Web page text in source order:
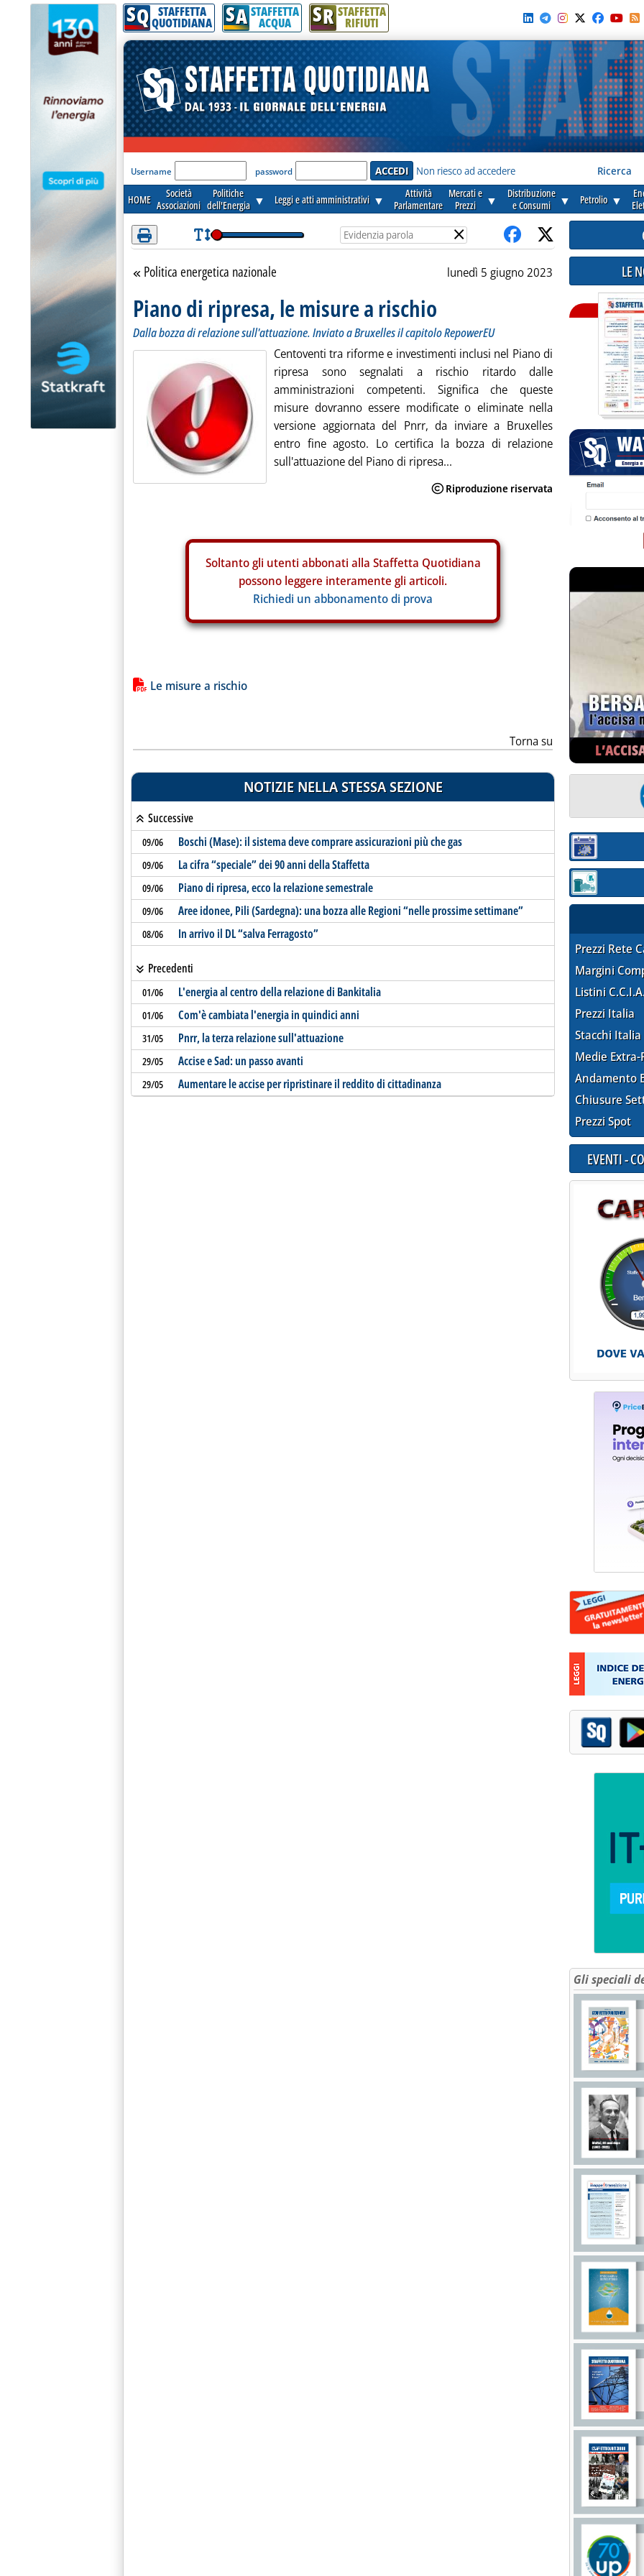
Attenzione! Esegui l'accesso per lèggere interamente la notizia.
SQ STAFFETTA
QUOTIDIANA SA STAFFETTA
ACQUA SR STAFFETTA
RIFIUTI
'Modulo Login per accedere'
Username password Non riesco ad accedere Ricerca
HOME
Società
Associazioni
Politiche
dell'Energia ▼ Leggi e atti amministrativi ▼
Attività
Parlamentare
Mercati e
Prezzi
▼
Distribuzione
e Consumi
▼ Petrolio ▼
×
Torna alla sezione
Politica energetica nazionale lunedì 5 giugno 2023
Piano di ripresa, le misure a rischio
Dalla bozza di relazione sull'attuazione. Inviato a Bruxelles il capitolo RepowerEU
Centoventi tra riforme e investimenti inclusi nel Piano di
ripresa sono segnalati a rischio ritardo dalle
amministrazioni competenti. Significa che queste
misure dovranno essere modificate o eliminate nella
versione aggiornata del Pnrr, da inviare a Bruxelles
entro fine agosto. Lo certifica la bozza di relazione
sull'attuazione del Piano di ripresa...
Soltanto gli utenti abbonati alla Staffetta Quotidiana
possono leggere interamente gli articoli.
Richiedi un abbonamento di prova
Lista allegati PDF alla notizia
Le misure a rischio
Torna su
NOTIZIE NELLA STESSA SEZIONE
Successive
09/06 Boschi (Mase): il sistema deve comprare assicurazioni più che gas
09/06 La cifra “speciale” dei 90 anni della Staffetta
09/06 Piano di ripresa, ecco la relazione semestrale
09/06 Aree idonee, Pili (Sardegna): una bozza alle Regioni “nelle prossime settimane”
08/06 In arrivo il DL “salva Ferragosto”
Precedenti
01/06 L'energia al centro della relazione di Bankitalia
01/06 Com'è cambiata l'energia in quindici anni
31/05 Pnrr, la terza relazione sull'attuazione
29/05 Accise e Sad: un passo avanti
29/05 Aumentare le accise per ripristinare il reddito di cittadinanza
LE
Sezione:
Sezione:
Prezzi Rete
Margini
Listini
Prezzi Italia
Stacchi Italia
Medie Extra-
Andamento
Chiusure
Prezzi Spot
EVENTI -
Gli speciali